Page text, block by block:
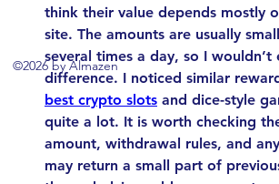
think their value depends mostly
site. The amounts are usually
several times a day, so I
best crypto slots and dice-style
quite a lot. It is worth checking
amount, withdrawal rules, and
may return a small part of
©2026 by Almazen